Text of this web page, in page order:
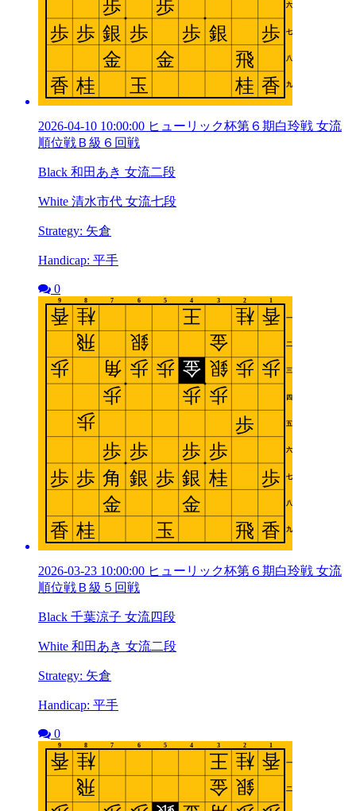
2026-04-10 10:00:00 ヒューリック杯第６期白玲戦 女流
順位戦Ｂ級６回戦
Black 和田あき 女流二段
White 清水市代 女流七段
Strategy: 矢倉
Handicap: 平手
0
2026-03-23 10:00:00 ヒューリック杯第６期白玲戦 女流
順位戦Ｂ級５回戦
Black 千葉涼子 女流四段
White 和田あき 女流二段
Strategy: 矢倉
Handicap: 平手
0